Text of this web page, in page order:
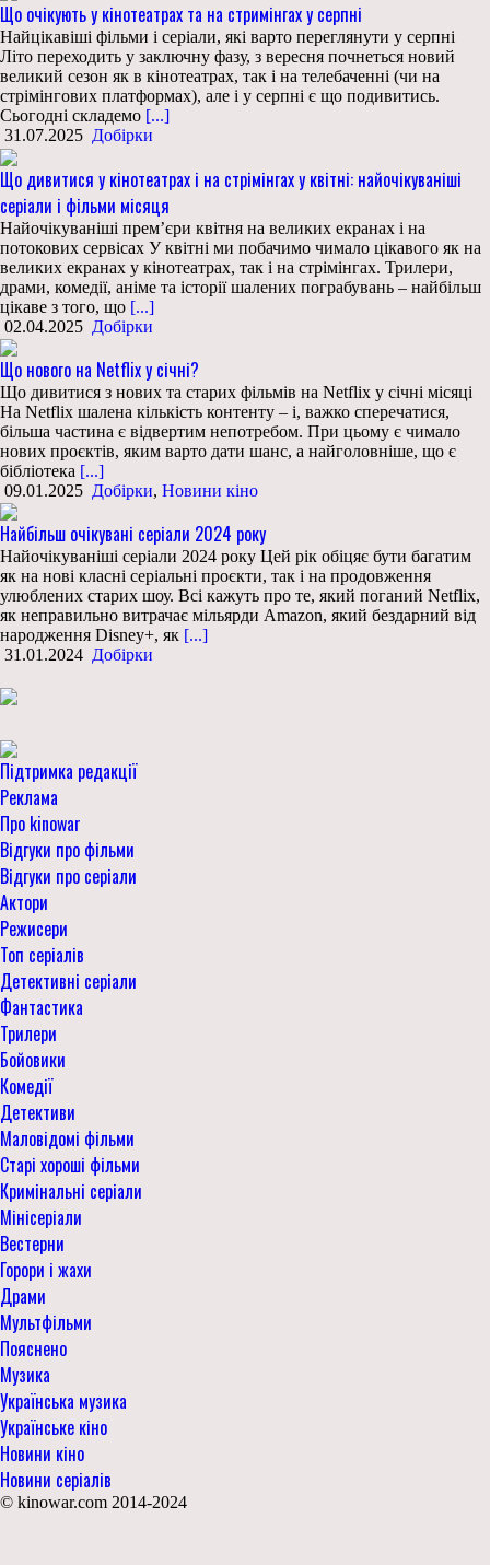
Що очікують у кінотеатрах та на стримінгах у серпні
Найцікавіші фільми і серіали, які варто переглянути у серпні
Літо переходить у заключну фазу, з вересня почнеться новий
великий сезон як в кінотеатрах, так і на телебаченні (чи на
стрімінгових платформах), але і у серпні є що подивитись.
Сьогодні складемо [...]
31.07.2025 Добірки
Що дивитися у кінотеатрах і на стрімінгах у квітні: найочікуваніші
серіали і фільми місяця
Найочікуваніші прем’єри квітня на великих екранах і на
потокових сервісах У квітні ми побачимо чимало цікавого як на
великих екранах у кінотеатрах, так і на стрімінгах. Трилери,
драми, комедії, аніме та історії шалених пограбувань – найбільш
цікаве з того, що [...]
02.04.2025 Добірки
Що нового на Netflix у січні?
Що дивитися з нових та старих фільмів на Netflix у січні місяці
На Netflix шалена кількість контенту – і, важко сперечатися,
більша частина є відвертим непотребом. При цьому є чимало
нових проєктів, яким варто дати шанс, а найголовніше, що є
бібліотека [...]
09.01.2025 Добірки, Новини кіно
Найбільш очікувані серіали 2024 року
Найочікуваніші серіали 2024 року Цей рік обіцяє бути багатим
як на нові класні серіальні проєкти, так і на продовження
улюблених старих шоу. Всі кажуть про те, який поганий Netflix,
як неправильно витрачає мільярди Amazon, який бездарний від
народження Disney+, як [...]
31.01.2024 Добірки
Підтримка редакції
Реклама
Про kinowar
Відгуки про фільми
Відгуки про серіали
Актори
Режисери
Топ серіалів
Детективні серіали
Фантастика
Трилери
Бойовики
Комедії
Детективи
Маловідомі фільми
Старі хороші фільми
Кримінальні серіали
Мінісеріали
Вестерни
Горори і жахи
Драми
Мультфільми
Пояснено
Музика
Українська музика
Українське кіно
Новини кіно
Новини серіалів
© kinowar.com 2014-2024